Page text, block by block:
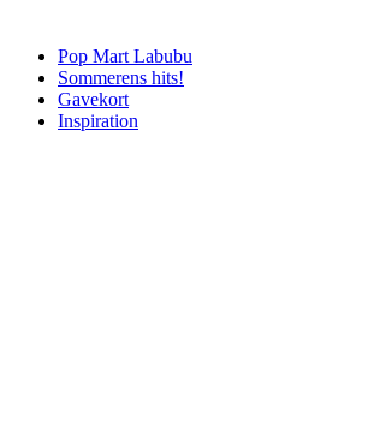
Pop Mart Labubu
Sommerens hits!
Gavekort
Inspiration